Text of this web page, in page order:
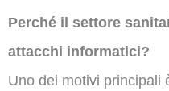
Perché il settore
attacchi informatici?
Uno dei motivi principali